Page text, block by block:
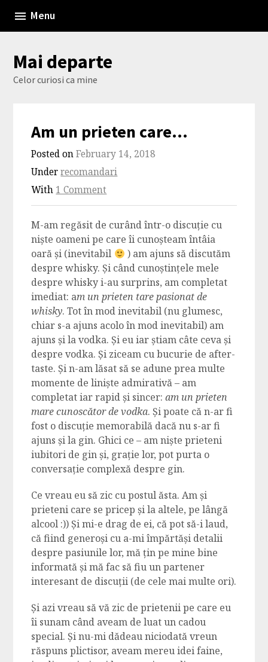
content
Menu
Mai departe
Celor curiosi ca mine
Am un prieten care…
Posted onFebruary 14, 2018
Underrecomandari
With 1 Comment
M-am regăsit de curând într-o discuție cu
niște oameni pe care îi cunoșteam întâia
oară și (inevitabil
) am ajuns să discutăm
despre whisky. Și când cunoștințele mele
despre whisky i-au surprins, am completat
imediat: am un prieten tare pasionat de
whisky. Tot în mod inevitabil (nu glumesc,
chiar s-a ajuns acolo în mod inevitabil) am
ajuns și la vodka. Și eu iar știam câte ceva și
despre vodka. Și ziceam cu bucurie de after-
taste. Și n-am lăsat să se adune prea multe
momente de liniște admirativă – am
completat iar rapid și sincer:am un prieten
mare cunoscător de vodka. Și poate că n-ar fi
fost o discuție memorabilă dacă nu s-ar fi
ajuns și la gin. Ghici ce – am niște prieteni
iubitori de gin și, grație lor, pot purta o
conversație complexă despre gin.
Ce vreau eu să zic cu postul ăsta. Am și
prieteni care se pricep și la altele, pe lângă
alcool :)) Și mi-e drag de ei, că pot să-i laud,
că fiind generoși cu a-mi împărtăși detalii
despre pasiunile lor, mă țin pe mine bine
informată și mă fac să fiu un partener
interesant de discuții (de cele mai multe ori).
Și azi vreau să vă zic de prietenii pe care eu
îi sunam când aveam de luat un cadou
special. Și nu-mi dădeau niciodată vreun
răspuns plictisor, aveam mereu idei faine,